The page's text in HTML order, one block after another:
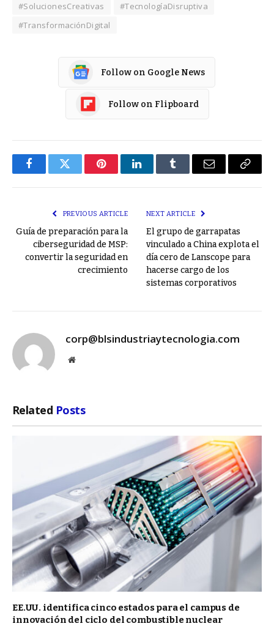
#SolucionesCreativas
#TecnologíaDisruptiva
#TransformaciónDigital
Follow on Google News
Follow on Flipboard
FacebookTwitter PinterestLinkedInTumblr Email
Copy
PREVIOUS ARTICLE
Guía de preparación para la
ciberseguridad de MSP:
convertir la seguridad en
crecimiento
NEXT ARTICLE
El grupo de garrapatas
vinculado a China explota el
día cero de Lanscope para
hacerse cargo de los
sistemas corporativos
corp@blsindustriaytecnologia.com
Website
Related Posts
EE.UU. identifica cinco estados para el campus de
innovación del ciclo del combustible nuclear